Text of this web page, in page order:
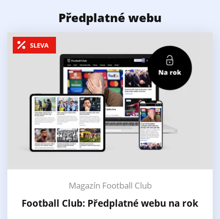
Předplatné webu
SLEVA
Magazín Football Club
Football Club: Předplatné webu na rok